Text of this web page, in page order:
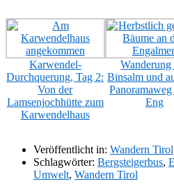
Karwendel-
Durchquerung, Tag 2:
Von der
Lamsenjochhütte zum
Karwendelhaus
Wanderung
Binsalm und
Eng
Veröffentlicht in: Wandern Tirol
Schlagwörter: Bergsteigerbus,
Umwelt, Wandern Tirol